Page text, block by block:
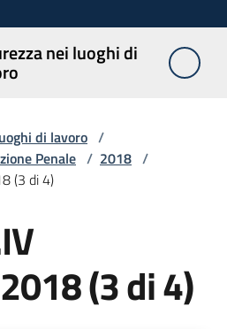
nei luoghi di
di lavoro /
Penale / 2018 /
(3 di 4)
(3 di 4)